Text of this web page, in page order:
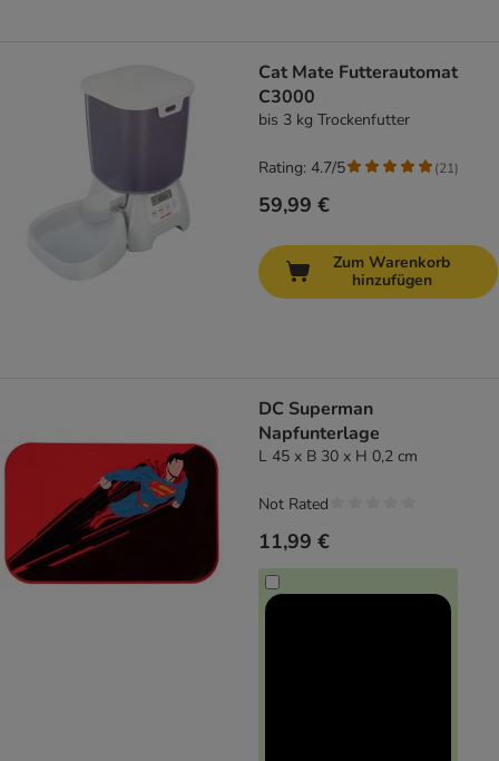
Cat Mate Futterautomat
C3000
bis 3 kg Trockenfutter
59,99 €
Rating: 4.7/5 (21)
Zum Warenkorb
hinzufügen
DC Superman
Napfunterlage
L 45 x B 30 x H 0,2 cm
11,99 €
Not Rated